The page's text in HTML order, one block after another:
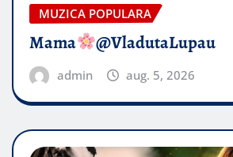
MUZICA POPULARA
Mama @VladutaLupau
admin aug. 5, 2026